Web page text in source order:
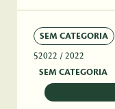
SEM CATEGORIA
52022 / 2022
SEM CATEGORIA